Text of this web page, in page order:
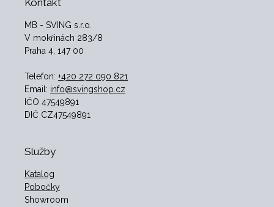
Kontakt
MB - SVING s.r.o.
V mokřinách 283/8
Praha 4, 147 00
Telefon: +420 272 090 821
Email: info@svingshop.cz
IČO 47549891
DIČ CZ47549891
Služby
Katalog
Pobočky
Showroom